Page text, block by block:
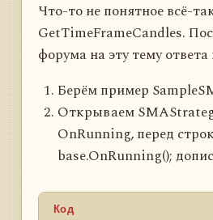
Что-то не понятное всё-
GetTimeFrameCandles.
форума на эту тему
Берём пример
Открываем
OnRunning, перед
base.OnRunning();
Код